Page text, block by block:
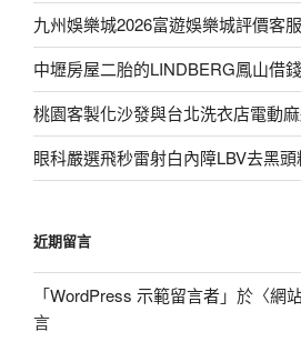
九州娛樂城2026富遊娛樂城評價客
中壢房屋二胎的LINDBERG鳳山借
桃園客製化沙發與台北洗衣店電動
眼科嚴選飛秒雷射白內障LBV去黑
近期留言
「WordPress 示範留言者」於〈網
言